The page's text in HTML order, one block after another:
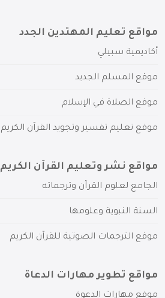
مواقع تعليم المهتدين الجدد
أكاديمية سبيلي
موقع المسلم الجديد
موقع الصلاة في الإسلام
موقع تعليم تفسير وتجويد القرآن الكريم
مواقع نشر وتعليم القرآن الكريم
الجامع لعلوم القرآن وترجماته
السنة النبوية وعلومها
موقع الترجمات الصوتية للقرآن الكريم
مواقع تطوير مهارات الدعاة
موقع مهارات الدعوة